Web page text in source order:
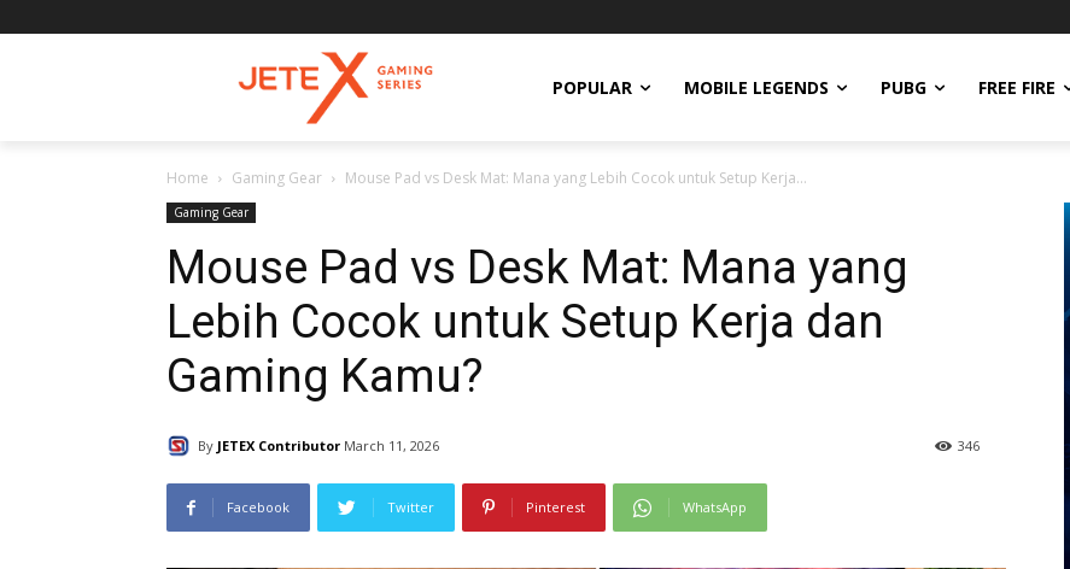
POPULAR MOBILE LEGENDS PUBG FREE FIRE
Home Gaming Gear Mouse Pad vs Desk Mat: Mana yang Lebih Cocok untuk Setup Kerja...
Gaming Gear
Mouse Pad vs Desk Mat: Mana yang
Lebih Cocok untuk Setup Kerja dan
Gaming Kamu?
By JETEX Contributor March 11, 2026 346
Facebook Twitter Pinterest WhatsApp